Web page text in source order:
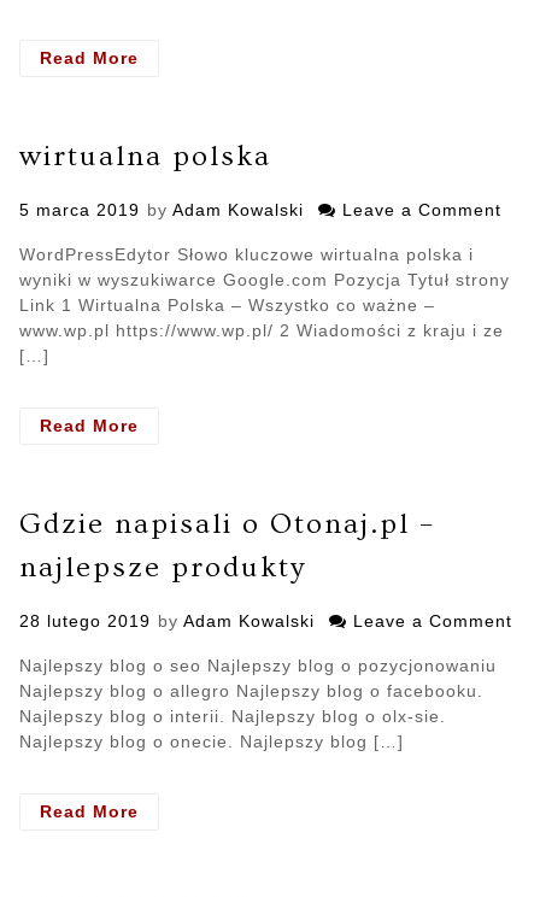
Read More
troski
wirtualna polska
Posted
5 marca 2019 by Adam Kowalski Leave a Comment
WordPressEdytor Słowo kluczowe wirtualna polska i
wyniki w wyszukiwarce Google.com Pozycja Tytuł strony
Link 1 Wirtualna Polska – Wszystko co ważne –
www.wp.pl https://www.wp.pl/ 2 Wiadomości z kraju i ze
[…]
Read More
Gdzie napisali o Otonaj.pl –
najlepsze produkty
Posted
28 lutego 2019 by Adam Kowalski Leave a Comment
Najlepszy blog o seo Najlepszy blog o pozycjonowaniu
Najlepszy blog o allegro Najlepszy blog o facebooku.
Najlepszy blog o interii. Najlepszy blog o olx-sie.
Najlepszy blog o onecie. Najlepszy blog […]
Read More